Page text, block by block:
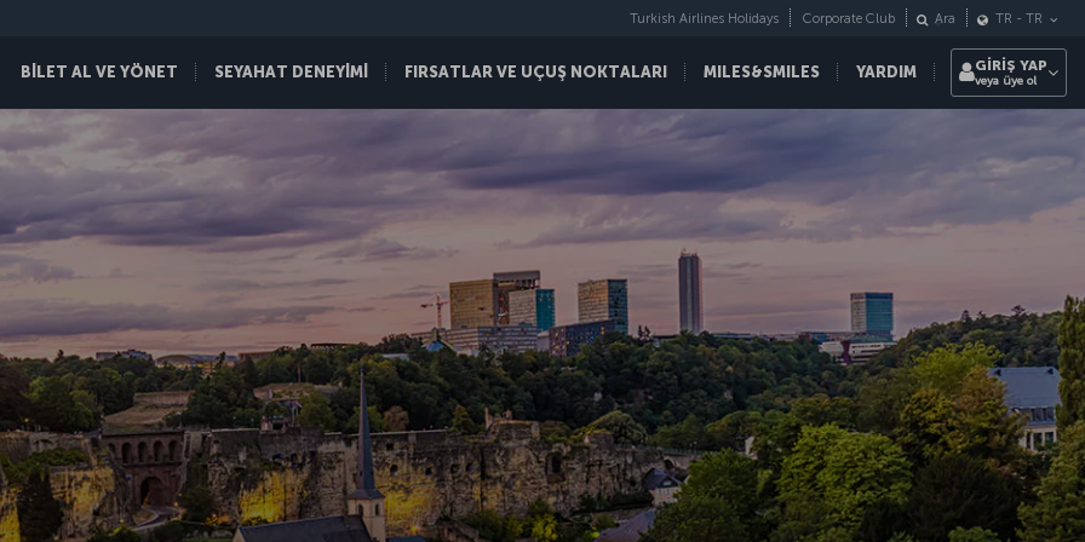
BİLET AL VE YÖNET SEYAHAT DENEYİMİ FIRSATLAR VE UÇUŞ NOKTALARI MILES&SMILES YARDIM
Turkish Airlines Holidays Corporate Club Ara TR - TR
GİRİŞ YAP
veya üye ol